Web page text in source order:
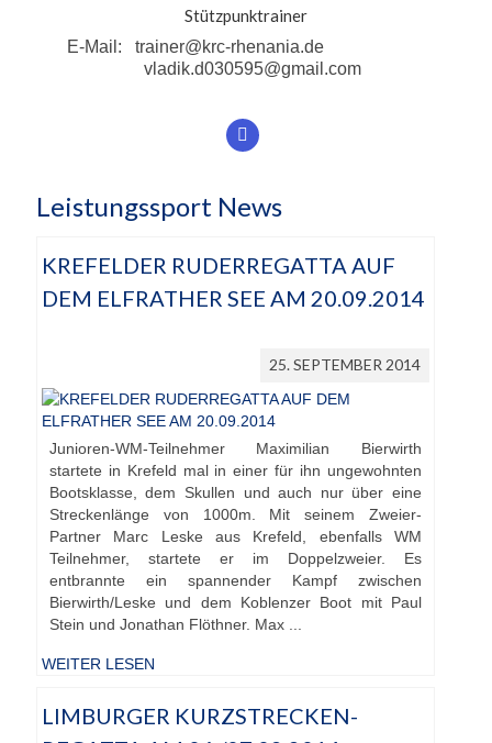
Allgemeiner Ruderbetrieb/ Wanderrudern
Fitness/Gymnastik/Seniorensport
Unser Bootshaus
Übernachtung
Stiftung
Kontakt
Mitgliederbereich
Account anlegen für Mitglieder
Stützpunktrainer
E-Mail: trainer@krc-rhenania.de
vladik.d030595@gmail.com
Leistungssport News
KREFELDER RUDERREGATTA AUF
DEM ELFRATHER SEE AM 20.09.2014
25. SEPTEMBER 2014
Junioren-WM-Teilnehmer Maximilian Bierwirth
startete in Krefeld mal in einer für ihn ungewohnten
Bootsklasse, dem Skullen und auch nur über eine
Streckenlänge von 1000m. Mit seinem Zweier-
Partner Marc Leske aus Krefeld, ebenfalls WM
Teilnehmer, startete er im Doppelzweier. Es
entbrannte ein spannender Kampf zwischen
Bierwirth/Leske und dem Koblenzer Boot mit Paul
Stein und Jonathan Flöthner. Max ...
WEITER LESEN
LIMBURGER KURZSTRECKEN-